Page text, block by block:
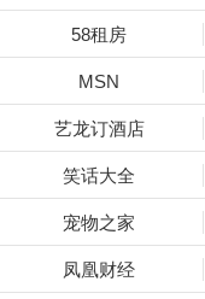
58租房
MSN
艺龙订酒店
笑话大全
宠物之家
凤凰财经